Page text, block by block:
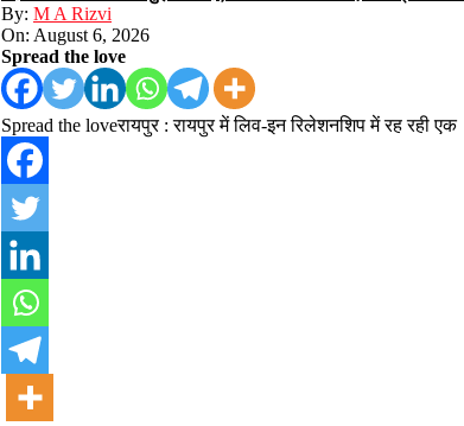
By: M A Rizvi
On: August 6, 2026
Spread the love
Spread the loveरायपुर : रायपुर में लिव-इन रिलेशनशिप में रह रही एक